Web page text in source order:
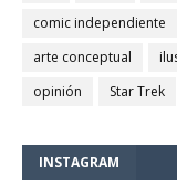
comic independiente
arte conceptual
opinión
Star Trek
INSTAGRAM